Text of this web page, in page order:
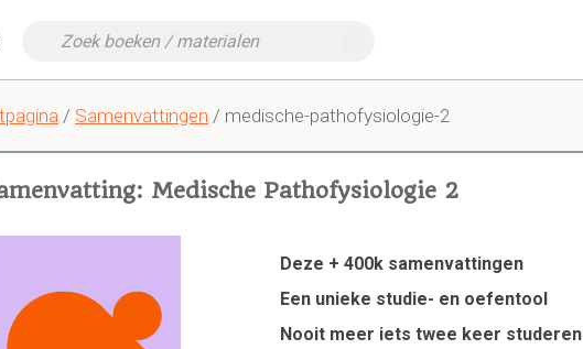
/ Samenvattingen / medische-pathofysiologie-2
Medische Pathofysiologie 2
Deze + 400k samenvattingen
Een unieke studie- en oefentool
Nooit meer iets twee keer studeren